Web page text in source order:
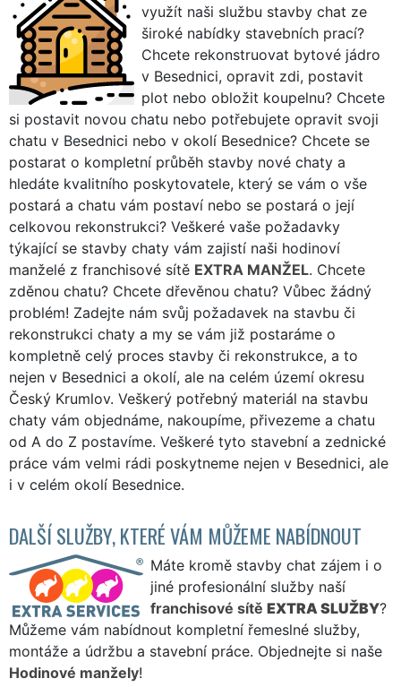
využít naši službu stavby chat ze
široké nabídky stavebních prací?
Chcete rekonstruovat bytové jádro
v Besednici, opravit zdi, postavit
plot nebo obložit koupelnu? Chcete
si postavit novou chatu nebo potřebujete opravit svoji
chatu v Besednici nebo v okolí Besednice? Chcete se
postarat o kompletní průběh stavby nové chaty a
hledáte kvalitního poskytovatele, který se vám o vše
postará a chatu vám postaví nebo se postará o její
celkovou rekonstrukci? Veškeré vaše požadavky
týkající se stavby chaty vám zajistí naši hodinoví
manželé z franchisové sítě EXTRA MANŽEL. Chcete
zděnou chatu? Chcete dřevěnou chatu? Vůbec žádný
problém! Zadejte nám svůj požadavek na stavbu či
rekonstrukci chaty a my se vám již postaráme o
kompletně celý proces stavby či rekonstrukce, a to
nejen v Besednici a okolí, ale na celém území okresu
Český Krumlov. Veškerý potřebný materiál na stavbu
chaty vám objednáme, nakoupíme, přivezeme a chatu
od A do Z postavíme. Veškeré tyto stavební a zednické
práce vám velmi rádi poskytneme nejen v Besednici, ale
i v celém okolí Besednice.
DALŠÍ SLUŽBY, KTERÉ VÁM MŮŽEME NABÍDNOUT
Máte kromě stavby chat zájem i o
jiné profesionální služby naší
franchisové sítě EXTRA SLUŽBY?
Můžeme vám nabídnout kompletní řemeslné služby,
montáže a údržbu a stavební práce. Objednejte si naše
Hodinové manžely!